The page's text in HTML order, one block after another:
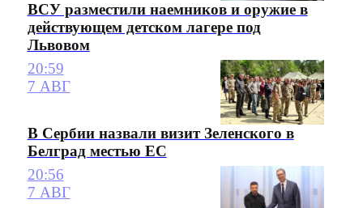
ВСУ разместили наемников и оружие в
действующем детском лагере под
Львовом
20:59
7 АВГ
В Сербии назвали визит Зеленского в
Белград местью ЕС
20:56
7 АВГ